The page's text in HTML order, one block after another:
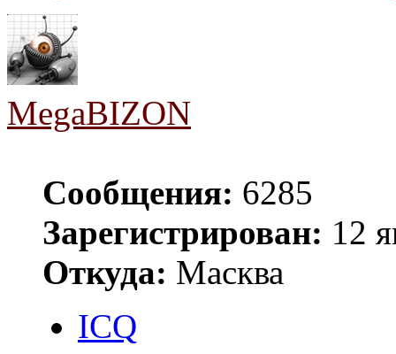
MegaBIZON
Сообщения: 6285
Зарегистрирован: 12
Откуда: Масква
ICQ